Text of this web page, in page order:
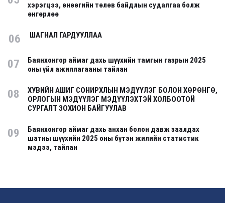
хэрэгцээ, өнөөгийн төлөв байдлын судалгаа болж
өнгөрлөө
06 ШАГНАЛ ГАРДУУЛЛАА
07
Баянхонгор аймаг дахь шүүхийн тамгын газрын 2025
оны үйл ажиллагааны тайлан
08
ХУВИЙН АШИГ СОНИРХЛЫН МЭДҮҮЛЭГ БОЛОН ХӨРӨНГӨ,
ОРЛОГЫН МЭДҮҮЛЭГ МЭДҮҮЛЭХТЭЙ ХОЛБООТОЙ
СУРГАЛТ ЗОХИОН БАЙГУУЛАВ
09
Баянхонгор аймаг дахь анхан болон давж заалдах
шатны шүүхийн 2025 оны бүтэн жилийн статистик
мэдээ, тайлан